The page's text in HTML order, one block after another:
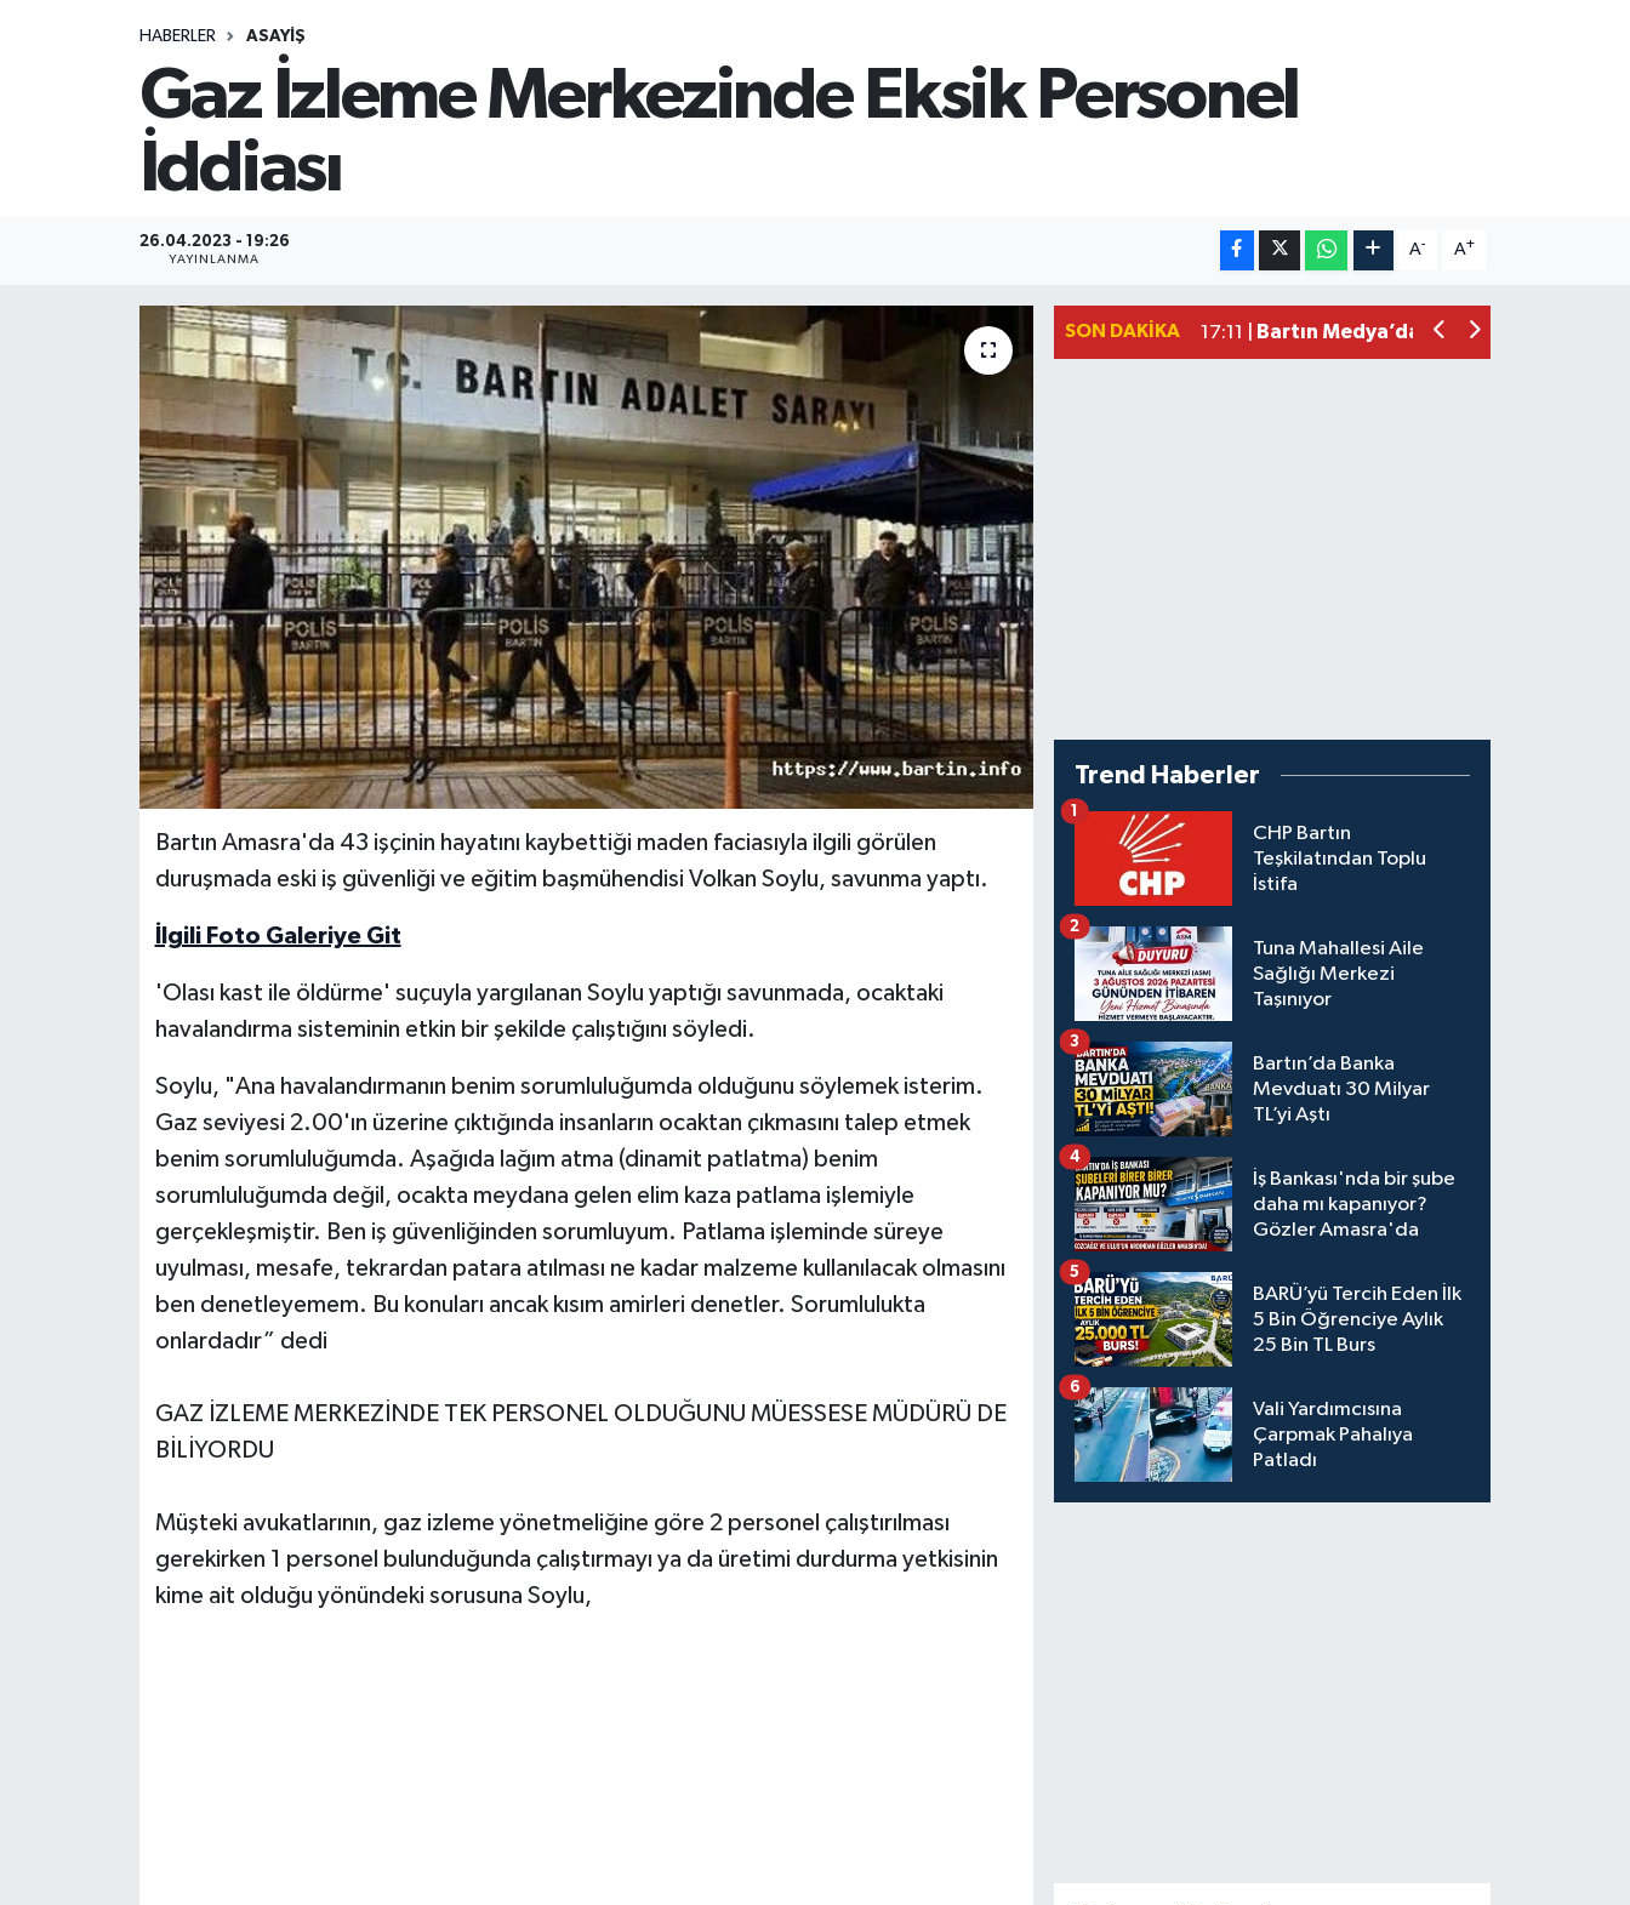
HABERLER ASAYIŞ
Gaz İzleme Merkezinde Eksik Personel
İddiası
26.04.2023 - 19:26
YAYINLANMA
A- A+
Bartın Amasra'da 43 işçinin hayatını kaybettiği maden faciasıyla ilgili görülen
duruşmada eski iş güvenliği ve eğitim başmühendisi Volkan Soylu, savunma yaptı.
İlgili Foto Galeriye Git
'Olası kast ile öldürme' suçuyla yargılanan Soylu yaptığı savunmada, ocaktaki
havalandırma sisteminin etkin bir şekilde çalıştığını söyledi.
Soylu, "Ana havalandırmanın benim sorumluluğumda olduğunu söylemek isterim.
Gaz seviyesi 2.00'ın üzerine çıktığında insanların ocaktan çıkmasını talep etmek
benim sorumluluğumda. Aşağıda lağım atma (dinamit patlatma) benim
sorumluluğumda değil, ocakta meydana gelen elim kaza patlama işlemiyle
gerçekleşmiştir. Ben iş güvenliğinden sorumluyum. Patlama işleminde süreye
uyulması, mesafe, tekrardan patara atılması ne kadar malzeme kullanılacak olmasını
ben denetleyemem. Bu konuları ancak kısım amirleri denetler. Sorumlulukta
onlardadır” dedi
GAZ İZLEME MERKEZİNDE TEK PERSONEL OLDUĞUNU MÜESSESE MÜDÜRÜ DE
BİLİYORDU
Müşteki avukatlarının, gaz izleme yönetmeliğine göre 2 personel çalıştırılması
gerekirken 1 personel bulunduğunda çalıştırmayı ya da üretimi durdurma yetkisinin
kime ait olduğu yönündeki sorusuna Soylu,
SON DAKIKA
15:17 |Vali Yardımcısına Çarpmak Pahalıya
09:08 |Bartın ANALİG Bocce Türkiye
17:11 |
Bartın Medya’dan Bartın TSO’ya
Trend Haberler
CHP Bartın
Teşkilatından Toplu
İstifa
1
Tuna Mahallesi Aile
Sağlığı Merkezi
Taşınıyor
2
Bartın’da Banka
Mevduatı 30 Milyar
TL’yi Aştı
3
İş Bankası'nda bir şube
daha mı kapanıyor?
Gözler Amasra'da
4
BARÜ’yü Tercih Eden İlk
5 Bin Öğrenciye Aylık
25 Bin TL Burs
5
Vali Yardımcısına
Çarpmak Pahalıya
Patladı
6
Yerel Yönetimler